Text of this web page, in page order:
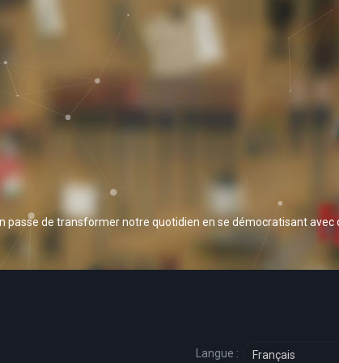
passe de transformer notre quotidien en se démocratisant
Langue :